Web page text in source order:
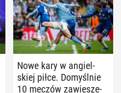
Nowe kary w an­giel­
skiej piłce. Do­myśl­nie
10 meczów za­wie­sze­